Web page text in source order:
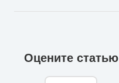
Оцените статью